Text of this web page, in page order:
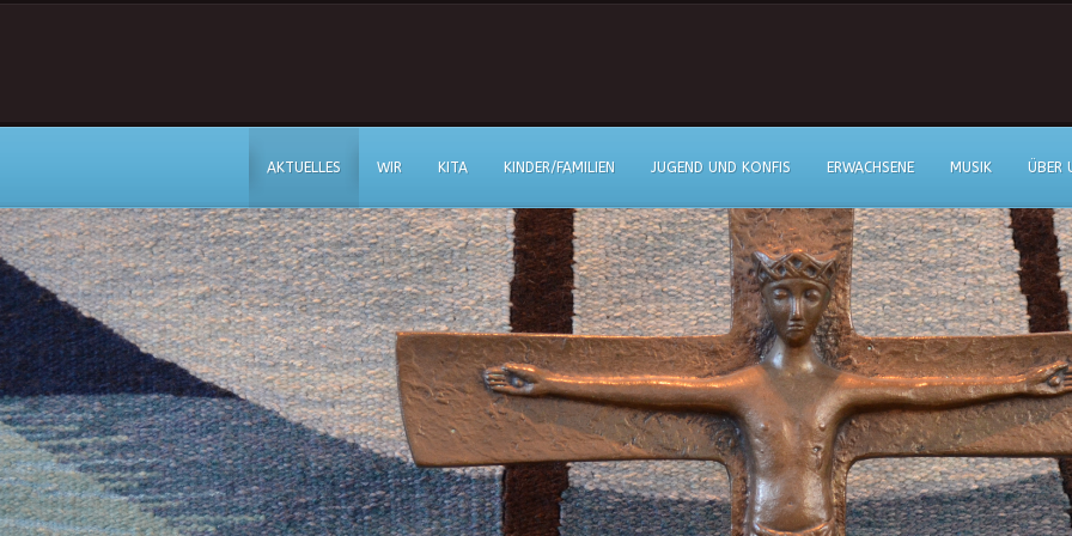
AKTUELLES WIR KITA KINDER/FAMILIEN JUGEND UND KONFIS ERWACHSENE MUSIK ÜBER